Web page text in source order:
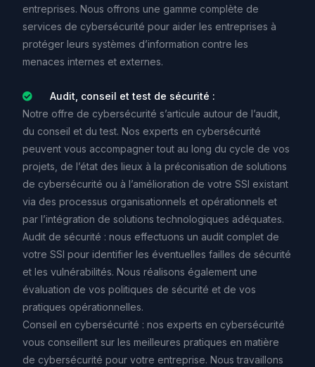
entreprises. Nous offrons une gamme complète de
services de cybersécurité pour aider les entreprises à
protéger leurs systèmes d’information contre les
menaces internes et externes.
Audit, conseil et test de sécurité :
Notre offre de cybersécurité s’articule autour de l’audit,
du conseil et du test. Nos experts en cybersécurité
peuvent vous accompagner tout au long du cycle de vos
projets, de l’état des lieux à la préconisation de solutions
de cybersécurité ou à l’amélioration de votre SSI existant
via des processus organisationnels et opérationnels et
par l’intégration de solutions technologiques adéquates.
Audit de sécurité : nous effectuons un audit complet de
votre SSI pour identifier les éventuelles failles de sécurité
et les vulnérabilités. Nous réalisons également une
évaluation de vos politiques de sécurité et de vos
pratiques opérationnelles.
Conseil en cybersécurité : nos experts en cybersécurité
vous conseillent sur les meilleures pratiques en matière
de cybersécurité pour votre entreprise. Nous travaillons